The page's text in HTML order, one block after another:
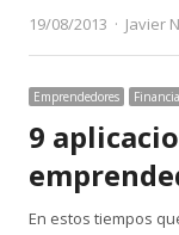
19/08/2013
Author
Javier
Emprendedores
9
En estos tiempos